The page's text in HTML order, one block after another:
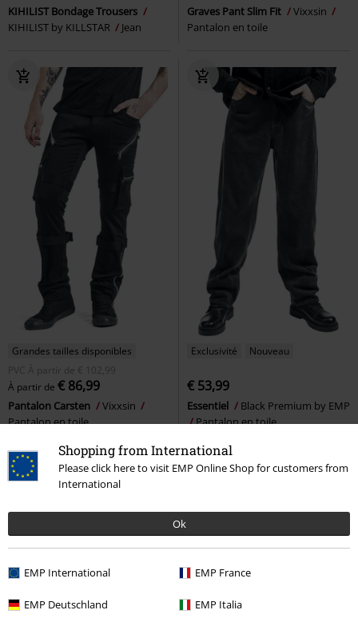
Shopping from International
Please click here to visit EMP Online Shop for customers from
International
Ok
EMP International EMP France
EMP Deutschland EMP Italia
KIHILIST Bondage Trousers
KIHILIST by KILLSTAR
Jean
Graves Pant Slim Fit
Vixxsin
Pantalon en toile
Grandes tailles disponibles
PVC
À partir de € 102,99
À partir de € 86,99
Pantalon Carsten
Vixxsin
Pantalon en toile
Exclusivité Nouveau
€ 53,99
Essentiel
Black Premium by EMP
Pantalon en toile